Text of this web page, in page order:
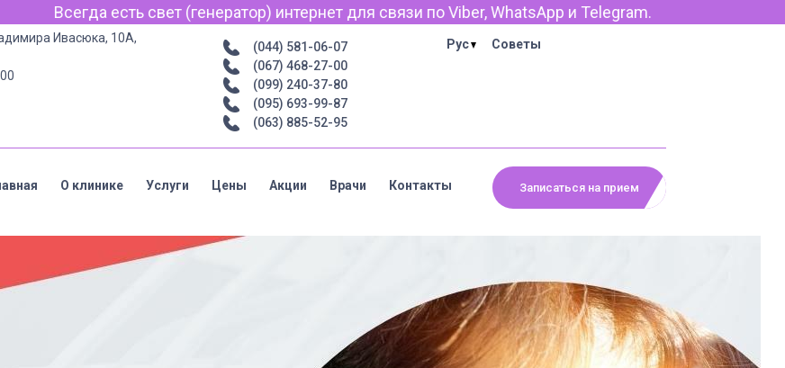
интернет для связи по Viber, WhatsApp и Telegram.
Ивасюка, 10А,
(044) 581-06-07
(067) 468-27-00
(099) 240-37-80
(095) 693-99-87
(063) 885-52-95
Рус Советы
О клинике Услуги Цены Акции Врачи Контакты Записаться на прием